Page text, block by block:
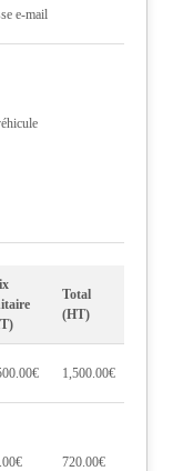
e-mail
Total
(HT)
1,500.00€
720.00€